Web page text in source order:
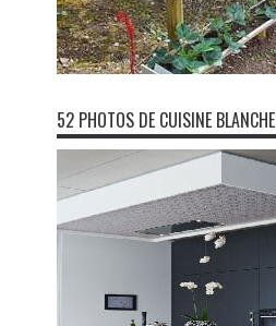
52 PHOTOS DE CUISINE BLANCHE